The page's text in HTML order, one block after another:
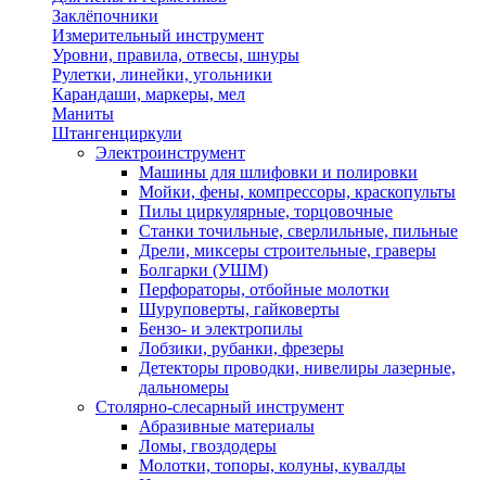
Заклёпочники
Измерительный инструмент
Уровни, правила, отвесы, шнуры
Рулетки, линейки, угольники
Карандаши, маркеры, мел
Маниты
Штангенциркули
Электроинструмент
Машины для шлифовки и полировки
Мойки, фены, компрессоры, краскопульты
Пилы циркулярные, торцовочные
Станки точильные, сверлильные, пильные
Дрели, миксеры строительные, граверы
Болгарки (УШМ)
Перфораторы, отбойные молотки
Шуруповерты, гайковерты
Бензо- и электропилы
Лобзики, рубанки, фрезеры
Детекторы проводки, нивелиры лазерные,
дальномеры
Столярно-слесарный инструмент
Абразивные материалы
Ломы, гвоздодеры
Молотки, топоры, колуны, кувалды